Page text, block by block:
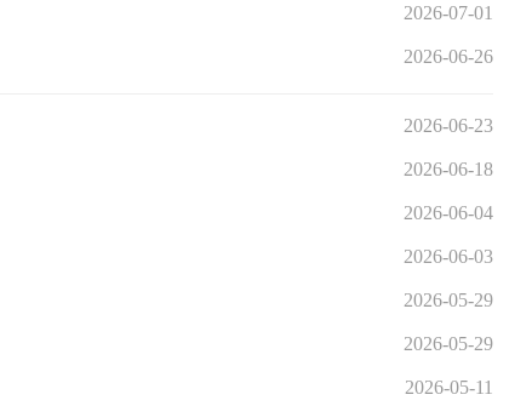
2026-07-01
2026-06-26
2026-06-23
2026-06-18
2026-06-04
2026-06-03
2026-05-29
2026-05-29
2026-05-11